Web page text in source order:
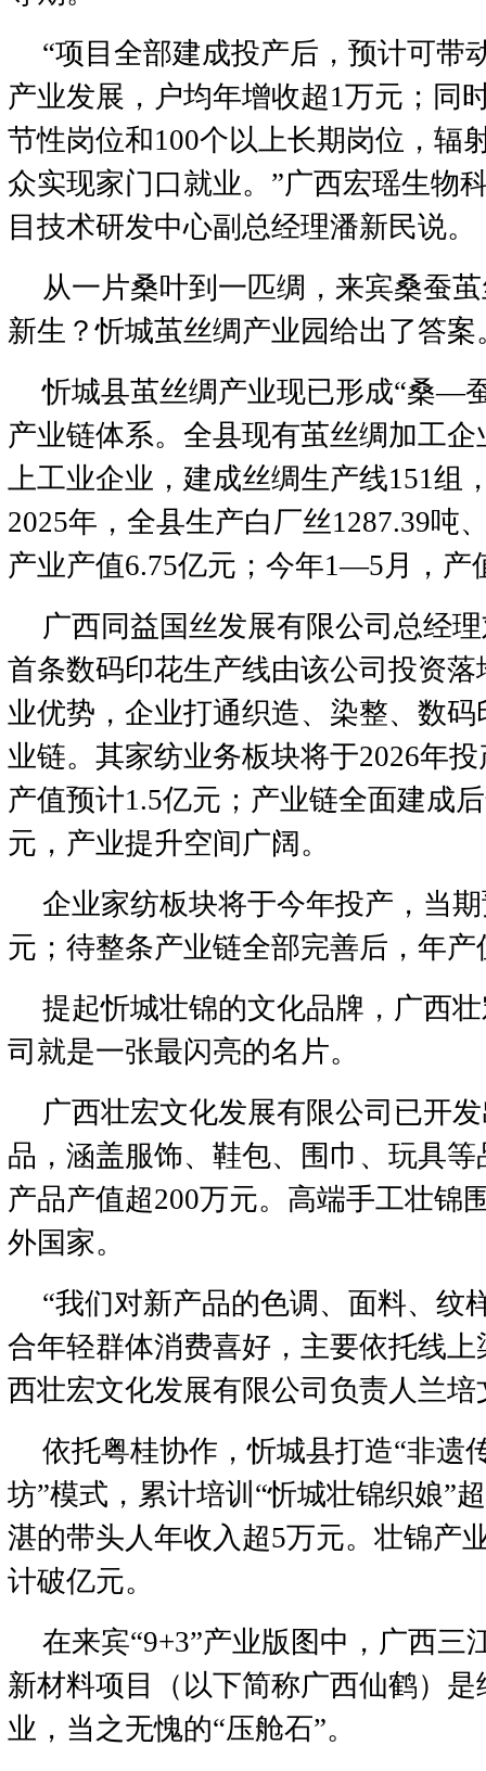
“项目全部建成投产后，预计可带
产业发展，户均年增收超1万元；同
节性岗位和100个以上长期岗位，辐
众实现家门口就业。”广西宏瑶生物
目技术研发中心副总经理潘新民说。
从一片桑叶到一匹绸，来宾桑蚕
新生？忻城茧丝绸产业园给出了答案
忻城县茧丝绸产业现已形成“桑
产业链体系。全县现有茧丝绸加工
上工业企业，建成丝绸生产线151组
2025年，全县生产白厂丝1287.39吨
产业产值6.75亿元；今年1—5月，产
广西同益国丝发展有限公司总经
首条数码印花生产线由该公司投资
业优势，企业打通织造、染整、数
业链。其家纺业务板块将于2026年
产值预计1.5亿元；产业链全面建成
元，产业提升空间广阔。
企业家纺板块将于今年投产，当
元；待整条产业链全部完善后，年产
提起忻城壮锦的文化品牌，广西
司就是一张最闪亮的名片。
广西壮宏文化发展有限公司已开
品，涵盖服饰、鞋包、围巾、玩具等
产品产值超200万元。高端手工壮锦
外国家。
“我们对新产品的色调、面料、纹
合年轻群体消费喜好，主要依托线上
西壮宏文化发展有限公司负责人兰培
依托粤桂协作，忻城县打造“非遗
坊”模式，累计培训“忻城壮锦织娘”
湛的带头人年收入超5万元。壮锦产
计破亿元。
在来宾“9+3”产业版图中，广西三
新材料项目（以下简称广西仙鹤）
业，当之无愧的“压舱石”。